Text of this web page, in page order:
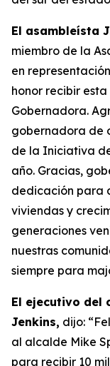
El asambleísta
miembro de la
en
honor recibir
Gobernadora.
gobernadora de
de la Iniciativa
año. Gracias,
dedicación para
viviendas y
generaciones
nuestras
siempre para
El ejecutivo del
Jenkins, dijo:
al alcalde Mike
para recibir 10